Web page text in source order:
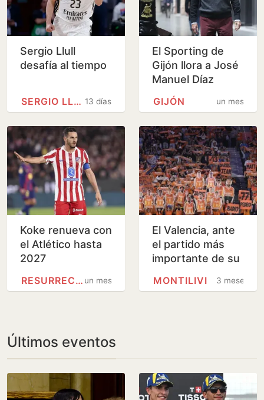
Sergio Llull
desafía al tiempo
13 días
SERGIO LLULL
El Sporting de
Gijón llora a José
Manuel Díaz
Novoa, su
entrenador más
un mes
GIJÓN
Koke renueva con
el Atlético hasta
2027
un mes
RESURRECCIÓN
El Valencia, ante
el partido más
importante de su
3 meses
MONTILIVI
Últimos eventos